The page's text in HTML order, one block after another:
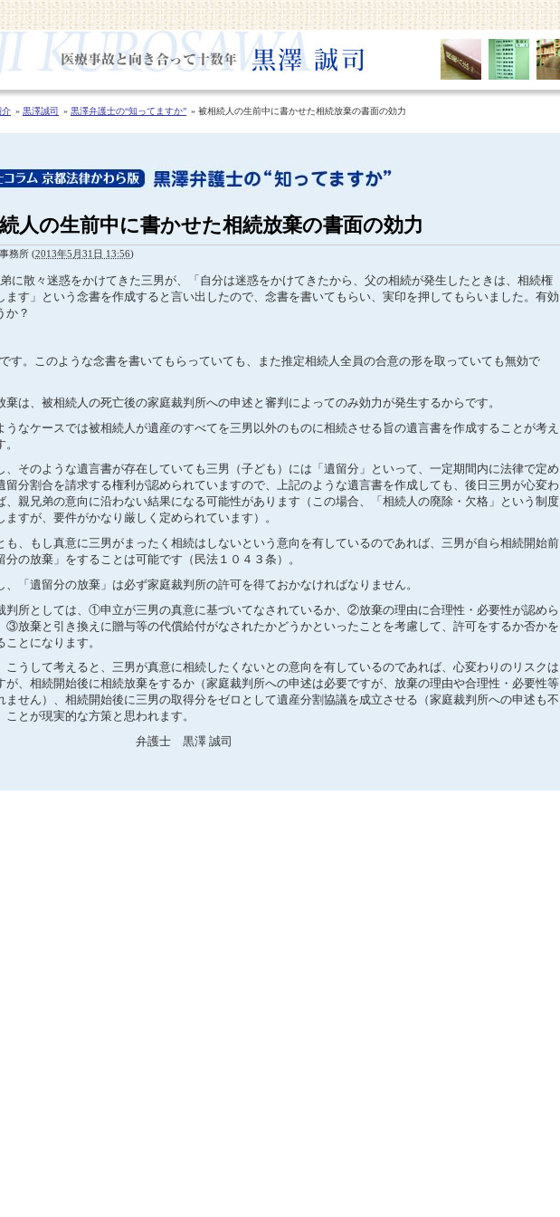
介 黒澤誠司 黒澤弁護士の“知ってますか” 被相続人の生前中に書かせた相続放棄の書面の効力
人の生前中に書かせた相続放棄の書面の効力
務所 (2013年5月31日 13:56)
に散々迷惑をかけてきた三男が、「自分は迷惑をかけてきたから、父の相続が発生したときは、相続権
ます」という念書を作成すると言い出したので、念書を書いてもらい、実印を押してもらいました。有効
か？
す。このような念書を書いてもらっていても、また推定相続人全員の合意の形を取っていても無効で
は、被相続人の死亡後の家庭裁判所への申述と審判によってのみ効力が発生するからです。
なケースでは被相続人が遺産のすべてを三男以外のものに相続させる旨の遺言書を作成することが考え
そのような遺言書が存在していても三男（子ども）には「遺留分」といって、一定期間内に法律で定め
留分割合を請求する権利が認められていますので、上記のような遺言書を作成しても、後日三男が心変わ
、親兄弟の意向に沿わない結果になる可能性があります（この場合、「相続人の廃除・欠格」という制度
ますが、要件がかなり厳しく定められています）。
、もし真意に三男がまったく相続はしないという意向を有しているのであれば、三男が自ら相続開始前
分の放棄」をすることは可能です（民法１０４３条）。
「遺留分の放棄」は必ず家庭裁判所の許可を得ておかなければなりません。
所としては、①申立が三男の真意に基づいてなされているか、②放棄の理由に合理性・必要性が認めら
③放棄と引き換えに贈与等の代償給付がなされたかどうかといったことを考慮して、許可をするか否かを
ことになります。
うして考えると、三男が真意に相続したくないとの意向を有しているのであれば、心変わりのリスクは
が、相続開始後に相続放棄をするか（家庭裁判所への申述は必要ですが、放棄の理由や合理性・必要性等
ません）、相続開始後に三男の取得分をゼロとして遺産分割協議を成立させる（家庭裁判所への申述も不
ことが現実的な方策と思われます。
士 黒澤 誠司